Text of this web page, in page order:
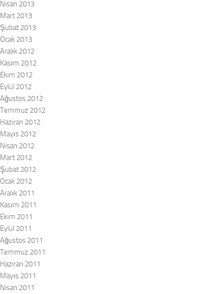
Nisan 2013
Mart 2013
Şubat 2013
Ocak 2013
Aralık 2012
Kasım 2012
Ekim 2012
Eylül 2012
Ağustos 2012
Temmuz 2012
Haziran 2012
Mayıs 2012
Nisan 2012
Mart 2012
Şubat 2012
Ocak 2012
Aralık 2011
Kasım 2011
Ekim 2011
Eylül 2011
Ağustos 2011
Temmuz 2011
Haziran 2011
Mayıs 2011
Nisan 2011